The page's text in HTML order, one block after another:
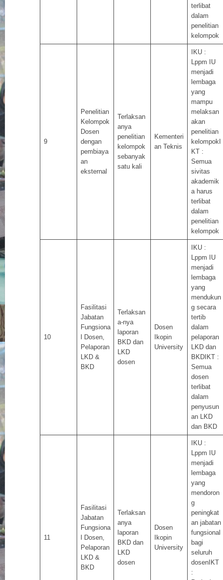
terlibat
dalam
penelitian
kelompok
9
Penelitian
Kelompok
Dosen
dengan
pembiaya
an
eksternal
Terlaksan
anya
penelitian
kelompok
sebanyak
satu kali
Kementeri
an Teknis
IKU :
Lppm IU
menjadi
lembaga
yang
mampu
melaksan
akan
penelitian
kelompokI
KT :
Semua
sivitas
akademik
a harus
terlibat
dalam
penelitian
kelompok
10
Fasilitasi
Jabatan
Fungsiona
l Dosen,
Pelaporan
LKD &
BKD
Terlaksan
a-nya
laporan
BKD dan
LKD
dosen
Dosen
Ikopin
University
IKU :
Lppm IU
menjadi
lembaga
yang
mendukun
g secara
tertib
dalam
pelaporan
LKD dan
BKDIKT :
Semua
dosen
terlibat
dalam
penyusun
an LKD
dan BKD
11
Fasilitasi
Jabatan
Fungsiona
l Dosen,
Pelaporan
LKD &
BKD
Terlaksan
anya
laporan
BKD dan
LKD
dosen
Dosen
Ikopin
University
IKU :
Lppm IU
menjadi
lembaga
yang
mendoron
g
peningkat
an jabatan
fungsional
bagi
seluruh
dosenIKT
: